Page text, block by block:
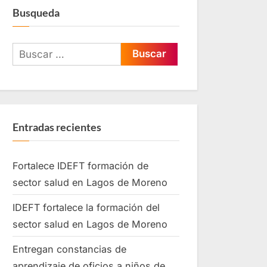
Busqueda
Entradas recientes
Fortalece IDEFT formación de
sector salud en Lagos de Moreno
IDEFT fortalece la formación del
sector salud en Lagos de Moreno
Entregan constancias de